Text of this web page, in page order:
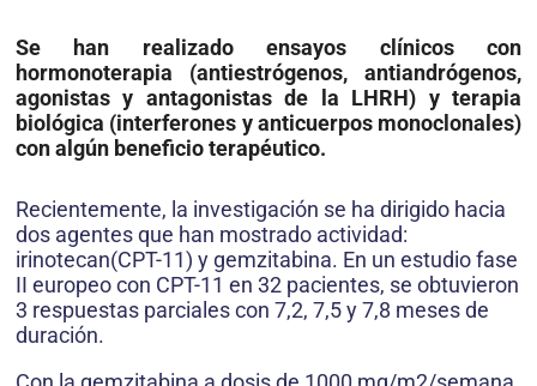
Se han realizado ensayos clínicos con
hormonoterapia (antiestrógenos, antiandrógenos,
agonistas y antagonistas de la LHRH) y terapia
biológica (interferones y anticuerpos monoclonales)
con algún beneficio terapéutico.
Recientemente, la investigación se ha dirigido hacia
dos agentes que han mostrado actividad:
irinotecan(CPT-11) y gemzitabina. En un estudio fase
II europeo con CPT-11 en 32 pacientes, se obtuvieron
3 respuestas parciales con 7,2, 7,5 y 7,8 meses de
duración.